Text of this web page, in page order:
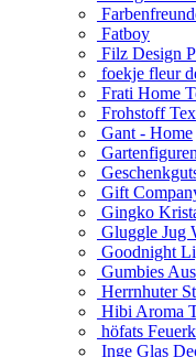
Fatboy
Filz Design
foekje fleur
Frati Home
Frohstoff
Gant - Home
Gartenfiguren
Gift
Gingko
Gluggle Jug
Goodnight
Gumbies
Herrnhuter
Hibi Aroma
höfats
Inge Glas